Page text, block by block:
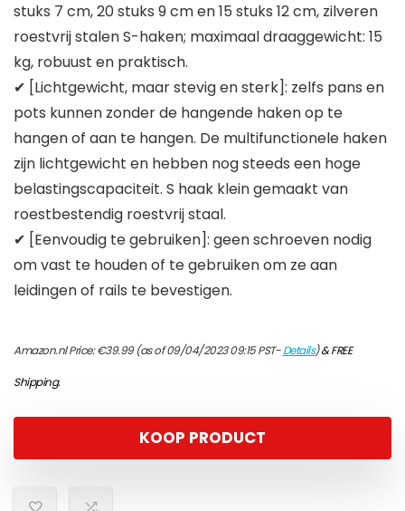
stuks 7 cm, 20 stuks 9 cm en 15 stuks 12 cm, zilveren
roestvrij stalen S-haken; maximaal draaggewicht: 15
kg, robuust en praktisch.
✔ [Lichtgewicht, maar stevig en sterk]: zelfs pans en
pots kunnen zonder de hangende haken op te
hangen of aan te hangen. De multifunctionele haken
zijn lichtgewicht en hebben nog steeds een hoge
belastingscapaciteit. S haak klein gemaakt van
roestbestendig roestvrij staal.
✔ [Eenvoudig te gebruiken]: geen schroeven nodig
om vast te houden of te gebruiken om ze aan
leidingen of rails te bevestigen.
Amazon.nl Price:€39.99(as of 09/04/2023 09:15 PST-Details)&FREE
Shipping.
KOOP PRODUCT